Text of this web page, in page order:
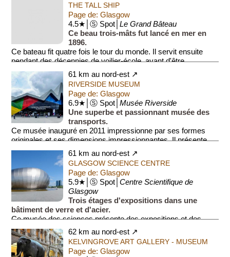
THE TALL SHIP
Page de: Glasgow
4.5★│Ⓢ Spot│Le Grand Bâteau
Ce beau trois-mâts fut lancé en mer en
1896.
Ce bateau fit quatre fois le tour du monde. Il servit ensuite
pendant des décennies de voilier-école, avant d'être
entièrement restauré dans les années...
61 km au nord-est ↗
RIVERSIDE MUSEUM
Page de: Glasgow
6.9★│Ⓢ Spot│Musée Riverside
Une superbe et passionnant musée des
transports.
Ce musée inauguré en 2011 impressionne par ses formes
originales et ses dimensions impressionnantes. Il présente
l’histoire des moyens de transport ...
61 km au nord-est ↗
GLASGOW SCIENCE CENTRE
Page de: Glasgow
5.9★│Ⓢ Spot│Centre Scientifique de
Glasgow
Trois étages d'expositions dans une
bâtiment de verre et d'acier.
Ce musée des sciences présente des expositions et des
animations interactives sur la biologie et la physique. En
outre, sous un gr...
62 km au nord-est ↗
KELVINGROVE ART GALLERY - MUSEUM
Page de: Glasgow